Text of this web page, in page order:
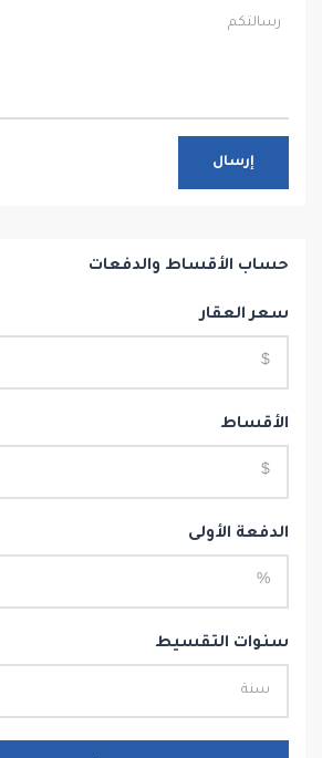
إرسال
حساب الأقساط والدفعات
سعر العقار
الأقساط
الدفعة الأولى
سنوات التقسيط